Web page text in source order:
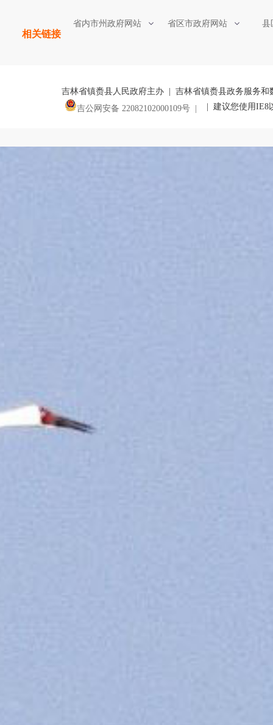
相关链接
省内市州政府网站 省区市政府网站 县
吉林省镇赉县人民政府主办 | 吉林省镇赉县政务服务
吉公网安备 22082102000109号 |
| 建议您使用IE8